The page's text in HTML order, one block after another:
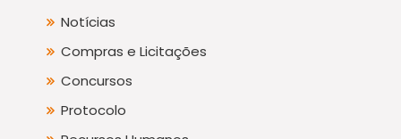
Notícias
Compras e Licitações
Concursos
Protocolo